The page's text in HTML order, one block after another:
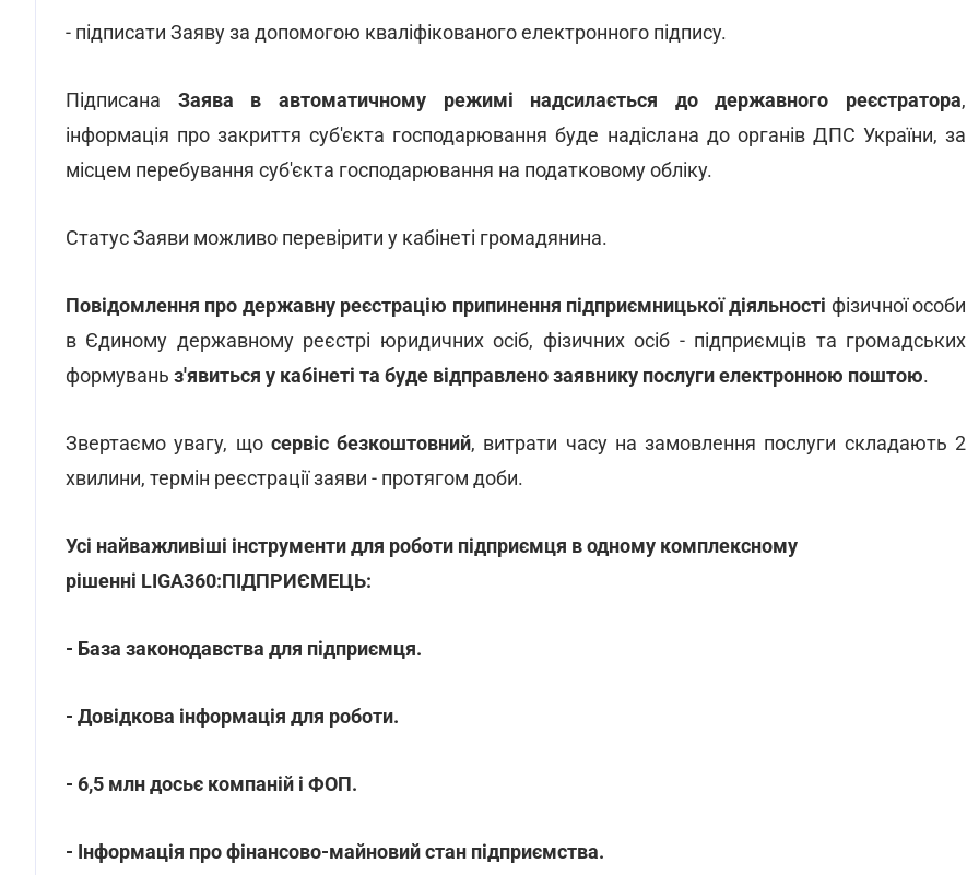
- підписати Заяву за допомогою кваліфікованого електронного підпису.
Підписана Заява в автоматичному режимі надсилається до державного реєстратора,
інформація про закриття суб'єкта господарювання буде надіслана до органів ДПС України, за
місцем перебування суб'єкта господарювання на податковому обліку.
Статус Заяви можливо перевірити у кабінеті громадянина.
Повідомлення про державну реєстрацію припинення підприємницької діяльності фізичної особи
в Єдиному державному реєстрі юридичних осіб, фізичних осіб - підприємців та громадських
формувань з'явиться у кабінеті та буде відправлено заявнику послуги електронною поштою.
Звертаємо увагу, що сервіс безкоштовний, витрати часу на замовлення послуги складають 2
хвилини, термін реєстрації заяви - протягом доби.
Усі найважливіші інструменти для роботи підприємця в одному комплексному
рішенні LIGA360:ПІДПРИЄМЕЦЬ:
- База законодавства для підприємця.
- Довідкова інформація для роботи.
- 6,5 млн досьє компаній і ФОП.
- Інформація про фінансово-майновий стан підприємства.